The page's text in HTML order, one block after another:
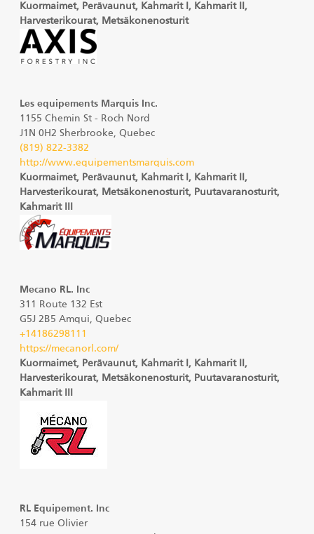
Kuormaimet, Perävaunut, Kahmarit I, Kahmarit II,
Harvesterikourat, Metsäkonenosturit
Les equipements Marquis Inc.
1155 Chemin St - Roch Nord
J1N 0H2 Sherbrooke, Quebec
(819) 822-3382
http://www.equipementsmarquis.com
Kuormaimet, Perävaunut, Kahmarit I, Kahmarit II,
Harvesterikourat, Metsäkonenosturit, Puutavaranosturit,
Kahmarit III
Mecano RL. Inc
311 Route 132 Est
G5J 2B5 Amqui, Quebec
+14186298111
https://mecanorl.com/
Kuormaimet, Perävaunut, Kahmarit I, Kahmarit II,
Harvesterikourat, Metsäkonenosturit, Puutavaranosturit,
Kahmarit III
RL Equipement. Inc
154 rue Olivier